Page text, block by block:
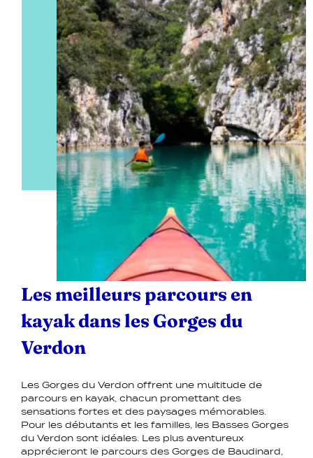
Les meilleurs parcours en
kayak dans les Gorges du
Verdon
Les Gorges du Verdon offrent une multitude de
parcours en kayak, chacun promettant des
sensations fortes et des paysages mémorables.
Pour les débutants et les familles, les Basses Gorges
du Verdon sont idéales. Les plus aventureux
apprécieront le parcours des Gorges de Baudinard,